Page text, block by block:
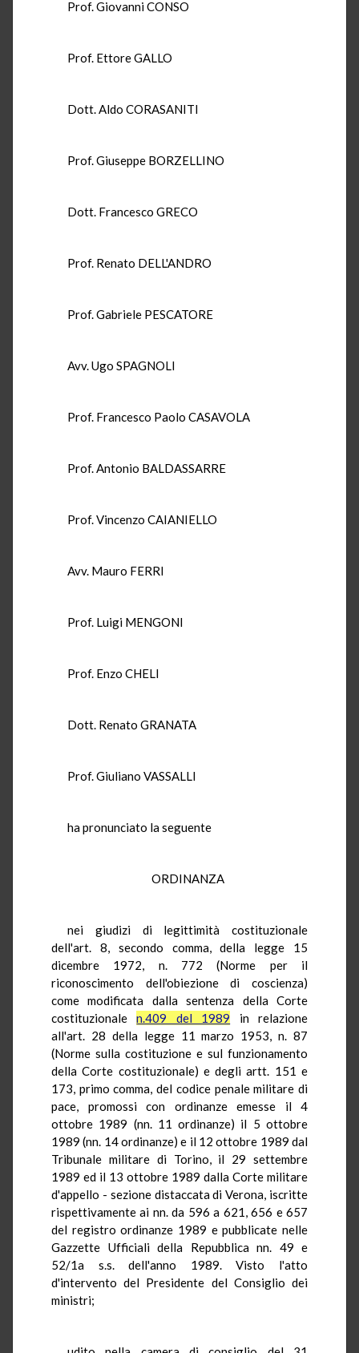
Prof. Giovanni CONSO
Prof. Ettore GALLO
Dott. Aldo CORASANITI
Prof. Giuseppe BORZELLINO
Dott. Francesco GRECO
Prof. Renato DELL'ANDRO
Prof. Gabriele PESCATORE
Avv. Ugo SPAGNOLI
Prof. Francesco Paolo CASAVOLA
Prof. Antonio BALDASSARRE
Prof. Vincenzo CAIANIELLO
Avv. Mauro FERRI
Prof. Luigi MENGONI
Prof. Enzo CHELI
Dott. Renato GRANATA
Prof. Giuliano VASSALLI
ha pronunciato la seguente
ORDINANZA
nei giudizi di legittimità costituzionale
dell'art. 8, secondo comma, della legge 15
dicembre 1972, n. 772 (Norme per il
riconoscimento dell'obiezione di coscienza)
come modificata dalla sentenza della Corte
costituzionalen.409 del 1989 in relazione
all'art. 28 della legge 11 marzo 1953, n. 87
(Norme sulla costituzione e sul funzionamento
della Corte costituzionale) e degli artt. 151 e
173, primo comma, del codice penale militare di
pace, promossi con ordinanze emesse il 4
ottobre 1989 (nn. 11 ordinanze) il 5 ottobre
1989 (nn. 14 ordinanze) e il 12 ottobre 1989 dal
Tribunale militare di Torino, il 29 settembre
1989 ed il 13 ottobre 1989 dalla Corte militare
d'appello - sezione distaccata di Verona, iscritte
rispettivamente ai nn. da 596 a 621, 656 e 657
del registro ordinanze 1989 e pubblicate nelle
Gazzette Ufficiali della Repubblica nn. 49 e
52/1a s.s. dell'anno 1989. Visto l'atto
d'intervento del Presidente del Consiglio dei
ministri;